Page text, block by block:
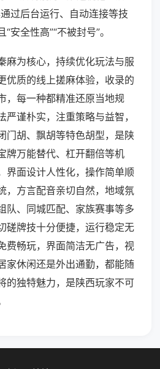
过后台运行、自动连接等技
安全性高”“不被封号”。
麻为核心，持续优化玩法与服
优质的线上搓麻体验，收录的
，每一种都精准还原当地规
严谨朴实，注重策略与益智，
门胡、飘胡等特色胡型，是陕
牌万能替代、杠开翻倍等机
界面设计人性化，操作简单顺
，方言配音亲切自然，地域氛
队、同城匹配、家族赛事等多
磋牌技十分便捷，运行稳定无
费畅玩，界面简洁无广告，视
家休闲还是外出通勤，都能随
的独特魅力，是陕西玩家不可